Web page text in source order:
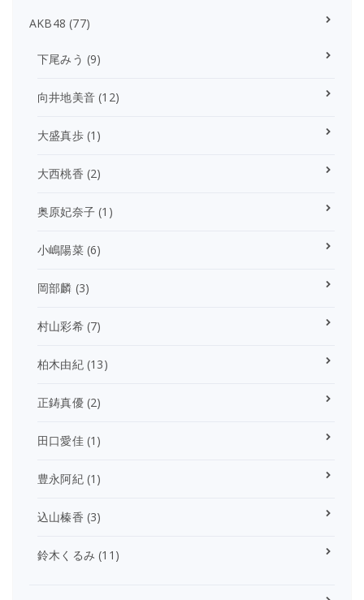
AKB48 (77)
下尾みう (9)
向井地美音 (12)
大盛真歩(1)
大西桃香 (2)
奥原妃奈子 (1)
小嶋陽菜(6)
岡部麟 (3)
村山彩希(7)
柏木由紀(13)
正鋳真優(2)
田口愛佳(1)
豊永阿紀(1)
込山榛香 (3)
鈴木くるみ (11)